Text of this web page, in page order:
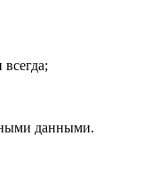
данными.